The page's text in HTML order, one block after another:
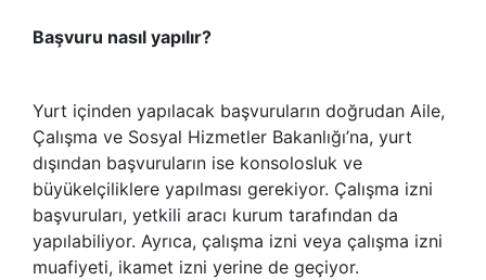
Başvuru nasıl yapılır?
Yurt içinden yapılacak başvuruların doğrudan Aile,
Çalışma ve Sosyal Hizmetler Bakanlığı’na, yurt
dışından başvuruların ise konsolosluk ve
büyükelçiliklere yapılması gerekiyor. Çalışma izni
başvuruları, yetkili aracı kurum tarafından da
yapılabiliyor. Ayrıca, çalışma izni veya çalışma izni
muafiyeti, ikamet izni yerine de geçiyor.